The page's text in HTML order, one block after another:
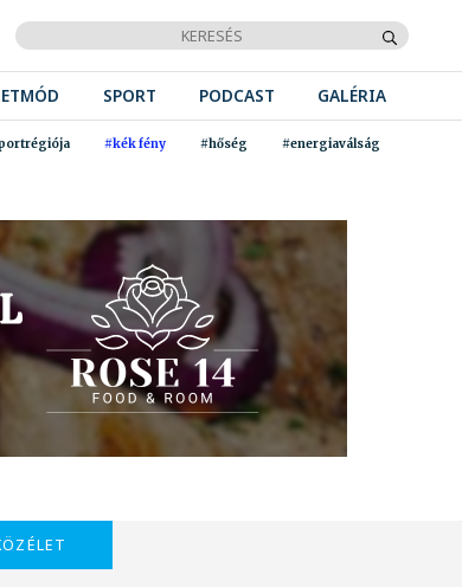
SPORT PODCAST GALÉRIA
#kék fény #hőség #energiaválság